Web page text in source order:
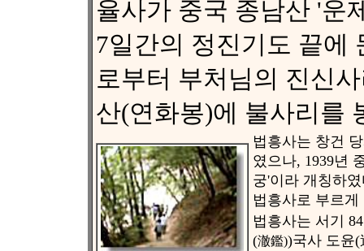
율사가 중국 종남산 '운
7일간의 정진기도 끝에
로부터 부처님의 진신
산(연화봉)에 불사리를
법흥사는 창건
였으나, 1939년
궁'이라 개칭하
법흥사로 부르
법흥사는 서기
(澈鑑))국사 도윤(